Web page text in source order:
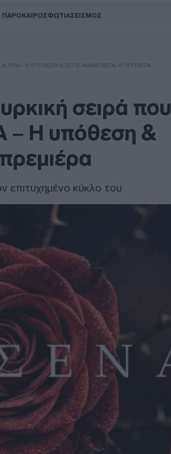
ΠΑΡΟΚΑΙΡΟΣΦΩΤΙΑΣΕΙΣΜΟΣ
ALPHA – Η ΥΠΌΘΕΣΗ & ΠΌΤΕ ΑΝΑΜΈΝΕΤΑΙ Η ΠΡΕΜΙΈΡΑ
σειρά που
– Η υπόθεση &
επιτυχημένο κύκλο του